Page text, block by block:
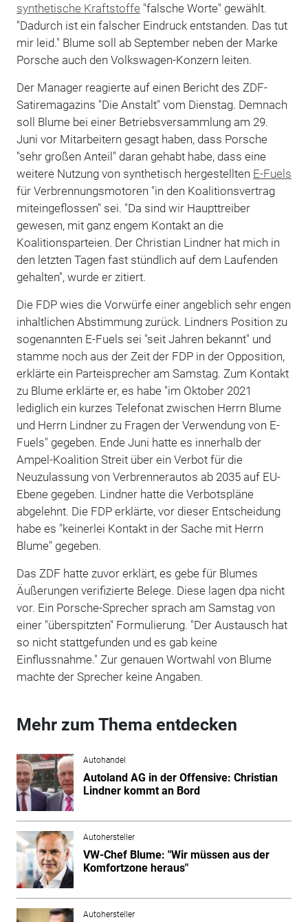
synthetische Kraftstoffe "falsche Worte" gewählt.
"Dadurch ist ein falscher Eindruck entstanden. Das tut
mir leid." Blume soll ab September neben der Marke
Porsche auch den Volkswagen-Konzern leiten.
Der Manager reagierte auf einen Bericht des ZDF-
Satiremagazins "Die Anstalt" vom Dienstag. Demnach
soll Blume bei einer Betriebsversammlung am 29.
Juni vor Mitarbeitern gesagt haben, dass Porsche
"sehr großen Anteil" daran gehabt habe, dass eine
weitere Nutzung von synthetisch hergestellten E-Fuels
für Verbrennungsmotoren "in den Koalitionsvertrag
miteingeflossen" sei. "Da sind wir Haupttreiber
gewesen, mit ganz engem Kontakt an die
Koalitionsparteien. Der Christian Lindner hat mich in
den letzten Tagen fast stündlich auf dem Laufenden
gehalten", wurde er zitiert.
Die FDP wies die Vorwürfe einer angeblich sehr engen
inhaltlichen Abstimmung zurück. Lindners Position zu
sogenannten E-Fuels sei "seit Jahren bekannt" und
stamme noch aus der Zeit der FDP in der Opposition,
erklärte ein Parteisprecher am Samstag. Zum Kontakt
zu Blume erklärte er, es habe "im Oktober 2021
lediglich ein kurzes Telefonat zwischen Herrn Blume
und Herrn Lindner zu Fragen der Verwendung von E-
Fuels" gegeben. Ende Juni hatte es innerhalb der
Ampel-Koalition Streit über ein Verbot für die
Neuzulassung von Verbrennerautos ab 2035 auf EU-
Ebene gegeben. Lindner hatte die Verbotspläne
abgelehnt. Die FDP erklärte, vor dieser Entscheidung
habe es "keinerlei Kontakt in der Sache mit Herrn
Blume" gegeben.
Das ZDF hatte zuvor erklärt, es gebe für Blumes
Äußerungen verifizierte Belege. Diese lagen dpa nicht
vor. Ein Porsche-Sprecher sprach am Samstag von
einer "überspitzten" Formulierung. "Der Austausch hat
so nicht stattgefunden und es gab keine
Einflussnahme." Zur genauen Wortwahl von Blume
machte der Sprecher keine Angaben.
Mehr zum Thema entdecken
Autohandel
Autoland AG in der Offensive: Christian
Lindner kommt an Bord
Autohersteller
VW-Chef Blume: "Wir müssen aus der
Komfortzone heraus"
Autohersteller